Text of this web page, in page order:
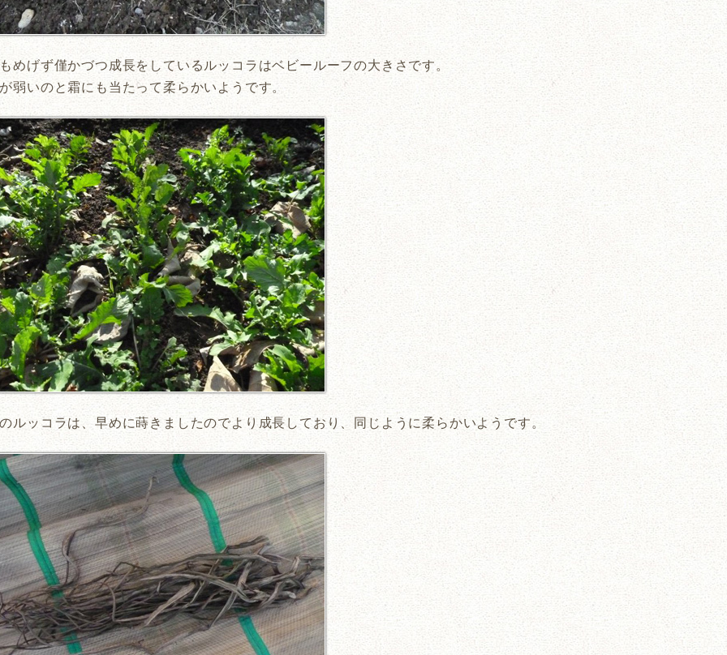
めげず僅かづつ成長をしているルッコラはベビールーフの大きさです。
弱いのと霜にも当たって柔らかいようです。
ルッコラは、早めに蒔きましたのでより成長しており、同じように柔らかいようです。